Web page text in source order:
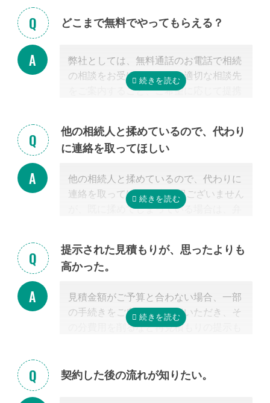
どこまで無料でやってもらえる？
弊社としては、無料通話のお電話で相続
の相談をお受けすること、適切な相談先
をご案内すること、ご希望に応じて提携
ています。
またご紹介した専門家については、面談
続手続きを明らかにすること、それに対
するお見積りを提示するところまでは無
料で行っています。
クしてほしい」といったご相談は、専門
家の能力を使った実務に当たるため、無
料面談の対象外です。詳しくは専門スタ
他の相続人と揉めているので、代わり
に連絡を取ってほしい
他の相続人と揉めているので、代わりに
連絡を取ってほしい 申し訳ございません
が、既に揉めてしまっている場合は、弁
に相談可能な弁護士が掲載されています
ので、お客様から弁護士事務所に直接ご
掲載中の弁護士一覧はこちら
提示された見積もりが、思ったよりも
高かった。
見積金額がご予算と合わない場合、一部
の手続きをご自身で行っていただき、そ
の分費用を削るなど再見積もりの提示も
らい場合、弊社専門スタッフがお客様に
契約した後の流れが知りたい。